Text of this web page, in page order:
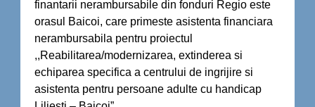
finantarii nerambursabile din fonduri Regio este
orasul Baicoi, care primeste asistenta financiara
nerambursabila pentru proiectul
,,Reabilitarea/modernizarea, extinderea si
echiparea specifica a centrului de ingrijire si
asistenta pentru persoane adulte cu handicap